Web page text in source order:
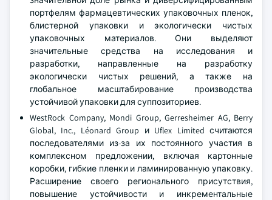
портфелям фармацевтических упаковочных пленок,
блистерной упаковки и экологически чистых
упаковочных материалов. Они выделяют
значительные средства на исследования и
разработки, направленные на разработку
экологически чистых решений, а также на
глобальное масштабирование производства
устойчивой упаковки для суппозиториев.
WestRock Company, Mondi Group, Gerresheimer AG, Berry
Global, Inc., Léonard Group и Uflex Limited считаются
последователями из-за их постоянного участия в
комплексном предложении, включая картонные
коробки, гибкие пленки и ламинированную упаковку.
Расширение своего регионального присутствия,
повышение устойчивости и инкрементальные